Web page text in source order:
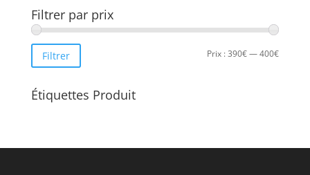
Filtrer par prix
Prix
Prix
Filtrer Prix :390€—400€
Étiquettes Produit